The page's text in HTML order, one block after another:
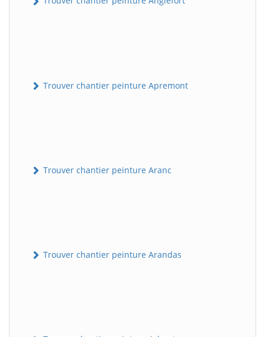
Trouver chantier peinture Apremont
Trouver chantier peinture Aranc
Trouver chantier peinture Arandas